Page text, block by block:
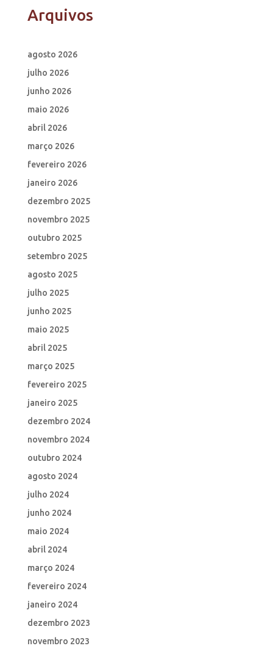
Arquivos
agosto 2026
julho 2026
junho 2026
maio 2026
abril 2026
março 2026
fevereiro 2026
janeiro 2026
dezembro 2025
novembro 2025
outubro 2025
setembro 2025
agosto 2025
julho 2025
junho 2025
maio 2025
abril 2025
março 2025
fevereiro 2025
janeiro 2025
dezembro 2024
novembro 2024
outubro 2024
agosto 2024
julho 2024
junho 2024
maio 2024
abril 2024
março 2024
fevereiro 2024
janeiro 2024
dezembro 2023
novembro 2023